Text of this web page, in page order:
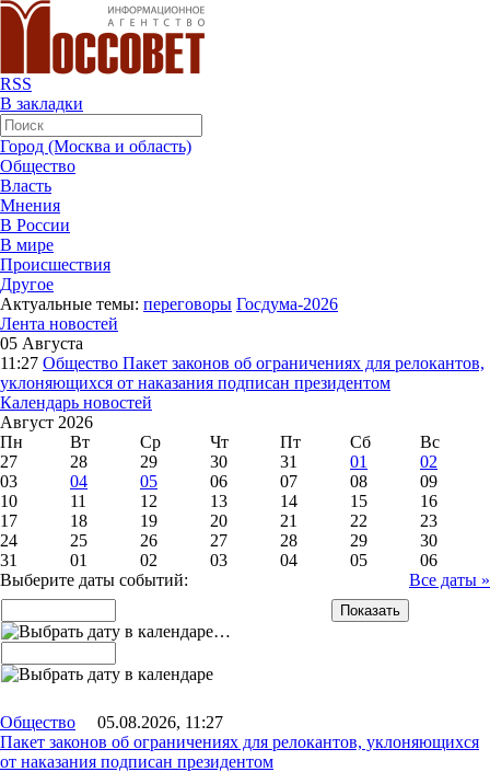
RSS
В закладки
Город (Москва и область)
Общество
Власть
Мнения
В России
В мире
Происшествия
Другое
Актуальные темы: переговоры Госдума-2026
Лента новостей
05 Августа
11:27 Общество Пакет законов об ограничениях для релокантов,
уклоняющихся от наказания подписан президентом
Календарь новостей
Август 2026
Пн
Вт Ср Чт Пт Сб
Вс
27
28 29 30 31 01
02
03
04 05 06 07 08
09
10
11 12 13 14 15
16
17
18 19 20 21 22
23
24
25 26 27 28 29
30
31
01 02 03 04 05
06
Все даты »
Выберите даты событий:
…
Общество 05.08.2026, 11:27
Пакет законов об ограничениях для релокантов, уклоняющихся
от наказания подписан президентом